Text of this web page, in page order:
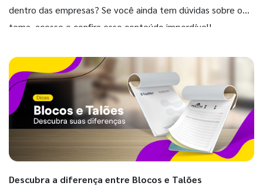
dentro das empresas? Se você ainda tem dúvidas sobre o
tema, acesse e confira esse conteúdo imperdível!
Descubra a diferença entre Blocos e Talões